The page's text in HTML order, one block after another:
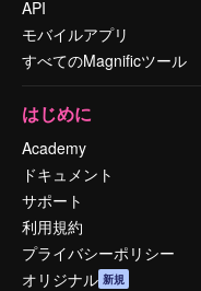
API
モバイルアプリ
すべてのMagnificツール
はじめに
Academy
ドキュメント
サポート
利用規約
プライバシーポリシー
オリジナル 新規